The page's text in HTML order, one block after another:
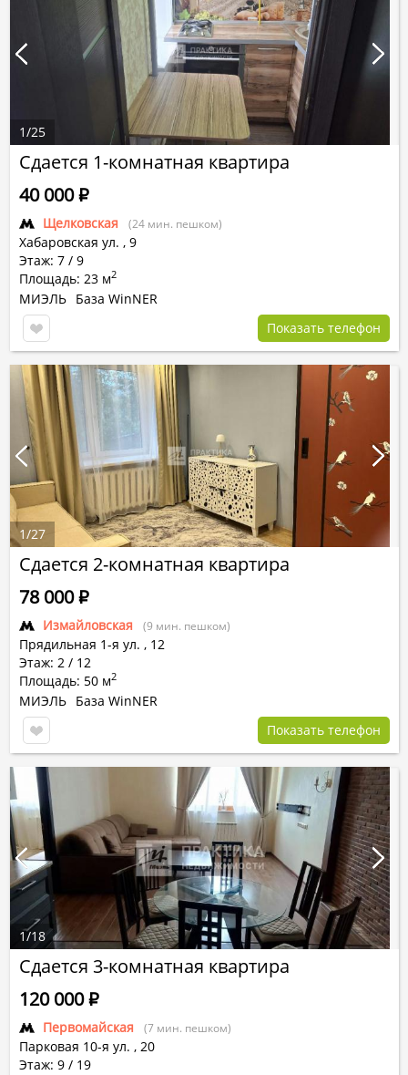
Сдается 1-комнатная квартира
Щелковская (24 мин. пешком)
Хабаровская ул. , 9
Этаж: 7 / 9
Площадь: 23 м2
40 000Р
МИЭЛЬ База WinNER
Показать телефон
1/25
Сдается 2-комнатная квартира
Измайловская (9 мин. пешком)
Прядильная 1-я ул. , 12
Этаж: 2 / 12
Площадь: 50 м2
78 000Р
МИЭЛЬ База WinNER
Показать телефон
1/27
Сдается 3-комнатная квартира
Первомайская (7 мин. пешком)
Парковая 10-я ул. , 20
Этаж: 9 / 19
120 000Р
1/18